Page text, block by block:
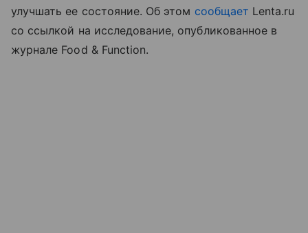
улучшать ее состояние. Об этом сообщает Lenta.ru
со ссылкой на исследование, опубликованное в
журнале Food & Function.